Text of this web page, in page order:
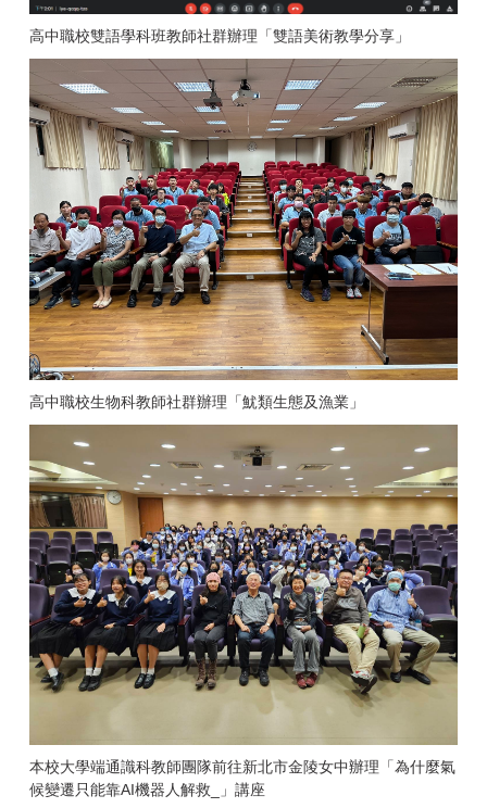
高中職校雙語學科班教師社群辦理「雙語美術教學分享」
高中職校生物科教師社群辦理「魷類生態及漁業」
本校大學端通識科教師團隊前往新北市金陵女中辦理「為什麼氣
候變遷只能靠AI機器人解救_」講座